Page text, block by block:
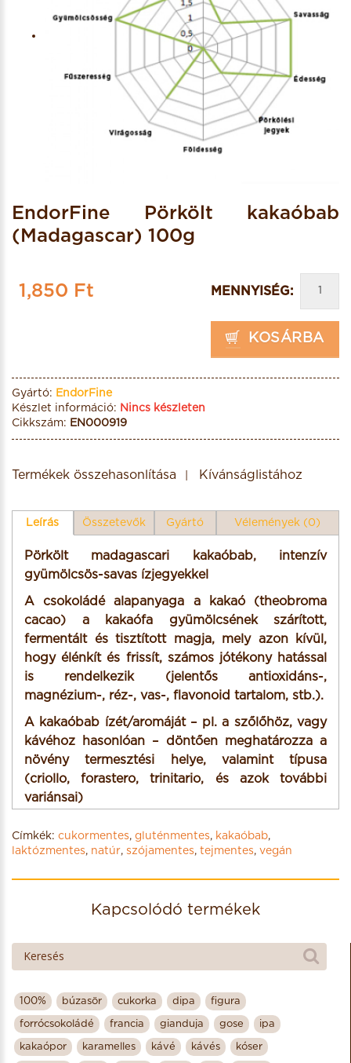
EndorFine Pörkölt kakaóbab
(Madagascar) 100g
1,850 Ft MENNYISÉG:
KOSÁRBA
Gyártó: EndorFine
Készlet információ: Nincs készleten
Cikkszám: EN000919
Termékek összehasonlítása Kívánságlistához
Leírás Összetevők Gyártó Vélemények (0)
Pörkölt madagascari kakaóbab, intenzív
gyümölcsös-savas ízjegyekkel
A csokoládé alapanyaga a kakaó (theobroma
cacao) a kakaófa gyümölcsének szárított,
fermentált és tisztított magja, mely azon kívül,
hogy élénkít és frissít, számos jótékony hatással
is rendelkezik (jelentős antioxidáns-,
magnézium-, réz-, vas-, flavonoid tartalom, stb.).
A kakaóbab ízét/aromáját – pl. a szőlőhöz, vagy
kávéhoz hasonlóan – döntően meghatározza a
növény termesztési helye, valamint típusa
(criollo, forastero, trinitario, és azok további
variánsai)
Jelleg: natúr
Származási hely: Madagascar
Kakaóbab fajta, termőhely: trinitario/Madagascar
Egyéb: cukormentes, gluténmentes,
Címkék: cukormentes, gluténmentes, kakaóbab,
laktózmentes, natúr, szójamentes, tejmentes, vegán
Kapcsolódó termékek
100% búzasör cukorka dipa figura
forrócsokoládé francia gianduja gose ipa
kakaópor karamelles kávé kávés kóser